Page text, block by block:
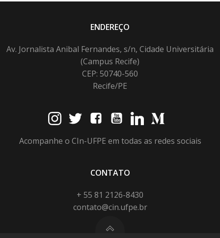
ENDEREÇO
Av. Jornalista Anibal Fernandes, s/n, Cidade Universitária
(Campus Recife)
CEP: 50740-560
Recife/PE
Acompanhe o CIn-UFPE em todas as redes sociais
CONTATO
+ 55 81 2126-8430
contato@cin.ufpe.br